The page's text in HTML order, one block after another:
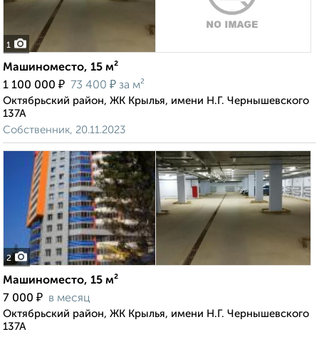
1
Машиноместо, 15 м²
1 100 000 ₽ 73 400 ₽ за м²
Октябрьский район, ЖК Крылья, имени Н.Г. Чернышевского
137А
Собственник, 20.11.2023
2
Машиноместо, 15 м²
7 000 ₽ в месяц
Октябрьский район, ЖК Крылья, имени Н.Г. Чернышевского
137А